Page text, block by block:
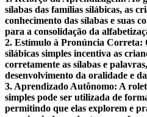
sílabas das famílias silábicas, as
conhecimento das sílabas e suas
para a consolidação da
2. Estímulo à Pronúncia Correta:
silábicas simples incentiva as
corretamente as sílabas e
desenvolvimento da oralidade e
3. Aprendizado Autônomo: A
simples pode ser utilizada de
permitindo que elas explorem e